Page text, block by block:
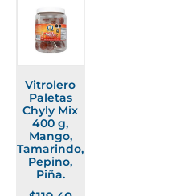
Vitrolero
Paletas
Chyly Mix
400 g,
Mango,
Tamarindo,
Pepino,
Piña.